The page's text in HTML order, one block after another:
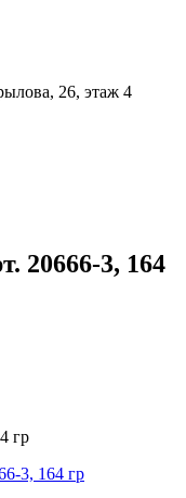
26, этаж 4
20666-3, 164
гр